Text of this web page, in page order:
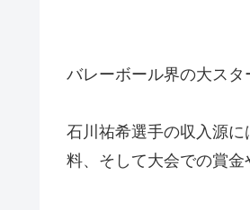
バレーボール界の大ス
石川祐希選手の収入源
料、そして大会での賞金